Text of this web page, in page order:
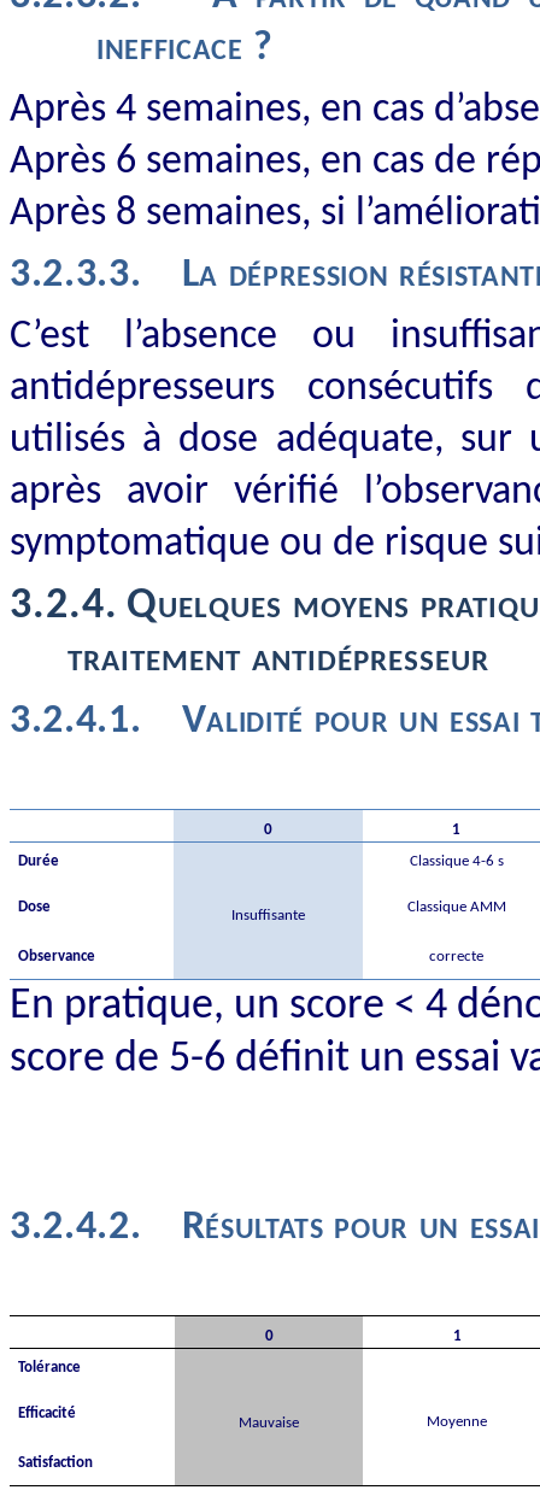
inefficace ?
Après 4 semaines, en cas
Après 6 semaines, en cas de
Après 8 semaines, si
3.2.3.3.
La dépression
C’est l’absence ou
antidépresseurs consécutifs
utilisés à dose adéquate, sur
après avoir vérifié
symptomatique ou de risque
3.2.4. Quelques moyens
traitement antidépresseur
3.2.4.1. Validité pour un essai
0
1
Durée
Insuffisante
Classique 4-6 s
Dose Classique AMM
Observance correcte
En pratique, un score < 4
score de 5-6 définit un essai
3.2.4.2. Résultats pour un
0
1
Tolérance
Mauvaise Moyenne
Efficacité
Satisfaction